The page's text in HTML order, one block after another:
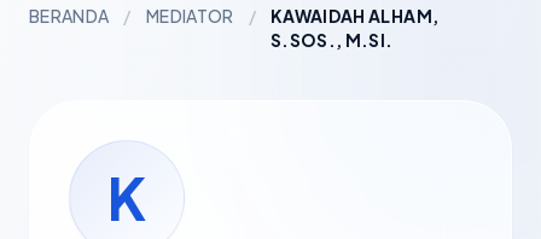
BERANDA / MEDIATOR /
KAWAIDAH ALHAM,
S.SOS., M.SI.
K